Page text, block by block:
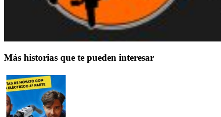
Más historias que te pueden interesar